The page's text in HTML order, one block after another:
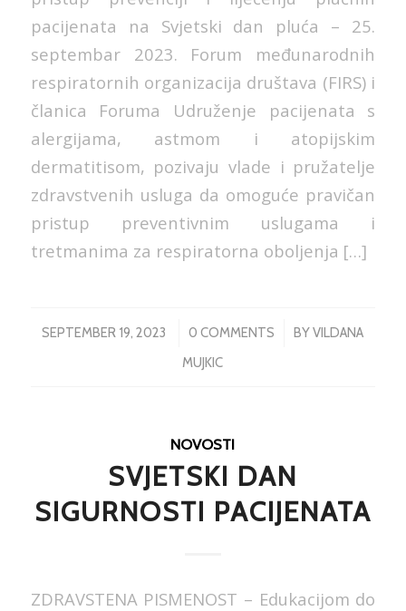
pacijenata na Svjetski dan pluća – 25.
septembar 2023. Forum međunarodnih
respiratornih organizacija društava (FIRS) i
članica Foruma Udruženje pacijenata s
alergijama, astmom i atopijskim
dermatitisom, pozivaju vlade i pružatelje
zdravstvenih usluga da omoguće pravičan
pristup preventivnim uslugama i
tretmanima za respiratorna oboljenja […]
SEPTEMBER 19, 2023
/ 0 COMMENTS
/ BYVILDANA
MUJKIC
NOVOSTI
SVJETSKI DAN
SIGURNOSTI PACIJENATA
ZDRAVSTENA PISMENOST – Edukacijom do